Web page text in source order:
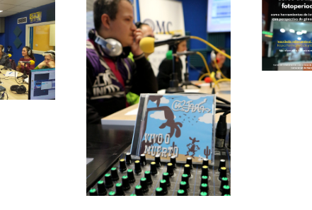
papas
con
Fotoperiodismo
como
herramientas
de
Intervención
Social